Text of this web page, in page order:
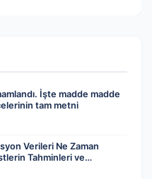
İşte madde madde
tam metni
Verileri Ne Zaman
Tahminleri ve